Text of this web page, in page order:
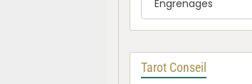
Engrenages
Tarot Conseil